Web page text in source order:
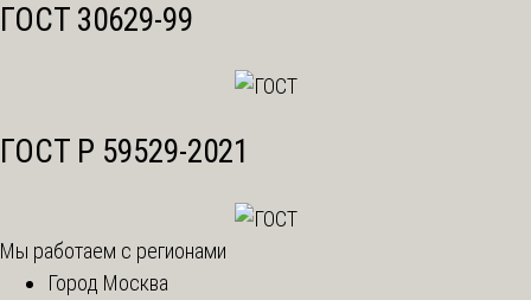
ГОСТ 30629-99
ГОСТ Р 59529-2021
Мы работаем с регионами
Город Москва